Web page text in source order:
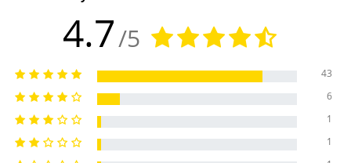
1.Nước Uống Youtheory Collagen Liquid Sugar
Free Của Mỹ Có Công Dụng, Điểm Nổi Bật Gì?
Công dụng chính của Nước Uống Youtheory Collagen
Liquid Sugar Free Của Mỹ
-Giúp bổ sung collagen và các loại acid có lợi cho cơ
4.7/5
43
6
1
1